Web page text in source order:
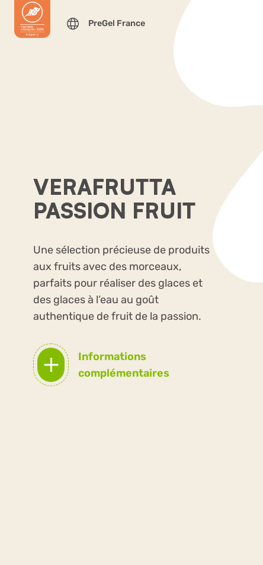
PreGel France
VERAFRUTTA
PASSION FRUIT
Une sélection précieuse de produits
aux fruits avec des morceaux,
parfaits pour réaliser des glaces et
des glaces à l’eau au goût
authentique de fruit de la passion.
Informations
complémentaires